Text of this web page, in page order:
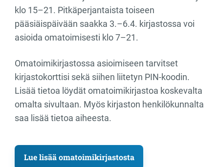
klo 15–21. Pitkäperjantaista toiseen
pääsiäispäivään saakka 3.–6.4. kirjastossa voi
asioida omatoimisesti klo 7–21.
Omatoimikirjastossa asioimiseen tarvitset
kirjastokorttisi sekä siihen liitetyn PIN-koodin.
Lisää tietoa löydät omatoimikirjastoa koskevalta
omalta sivultaan. Myös kirjaston henkilökunnalta
saa lisää tietoa aiheesta.
Lue lisää omatoimikirjastosta